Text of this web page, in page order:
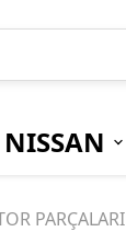
NISSAN
PARÇALARI